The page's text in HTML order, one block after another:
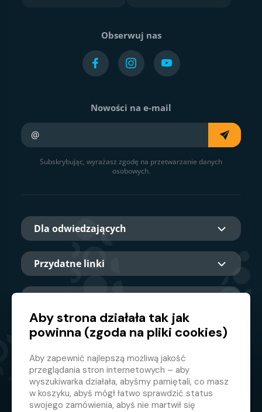
Obserwuj nas
Nowości na e-mail
Subskrybując, wyrażasz zgodę na przetwarzanie danych
osobowych.
Dla odwiedzających
Przydatne linki
Główny partner
Aby strona działała tak jak
powinna (zgoda na pliki cookies)
Aby zapewnić najlepszą możliwą jakość
przeglądania stron internetowych – aby
wyszukiwarka działała, abyśmy pamiętali, co masz
w koszyku, abyś mógł łatwo sprawdzić status
swojego zamówienia, abyś nie martwił się